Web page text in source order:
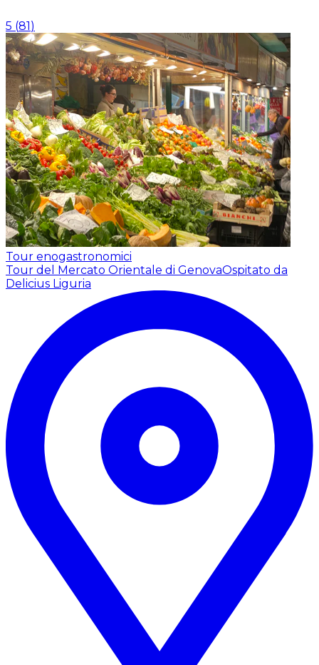
5 (81)
Tour enogastronomici
Tour del Mercato Orientale di GenovaOspitato da
Delicius Liguria